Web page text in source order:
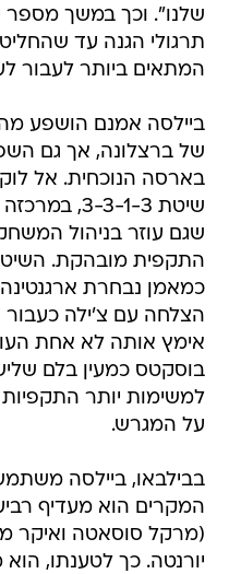
שלנו". וכך במשך מספר
תרגולי הגנה עד
המתאים ביותר לעבור
ביילסה אמנם הושפע
של ברצלונה, אך גם
בארסה הנוכחית. אל
שיטת 3-3-1-
שגם עוזר בניהול המשחק
התקפית מובהקת.
הצלחה עם צ'ילה כעבור
אימץ אותה לא אחת
בוסקטס כמעין בלם
למשימות יותר
על המגרש.
בבילבאו, ביילסה
המקרים הוא מעדיף
(מרקל סוסאטה ואיקר
יורנטה. כך לטענתו,